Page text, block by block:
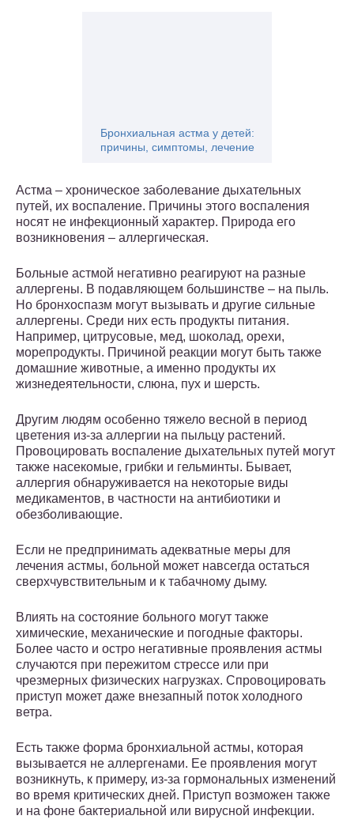
Бронхиальная астма у детей:
причины, симптомы, лечение
Астма – хроническое заболевание дыхательных
путей, их воспаление. Причины этого воспаления
носят не инфекционный характер. Природа его
возникновения – аллергическая.
Больные астмой негативно реагируют на разные
аллергены. В подавляющем большинстве – на пыль.
Но бронхоспазм могут вызывать и другие сильные
аллергены. Среди них есть продукты питания.
Например, цитрусовые, мед, шоколад, орехи,
морепродукты. Причиной реакции могут быть также
домашние животные, а именно продукты их
жизнедеятельности, слюна, пух и шерсть.
Другим людям особенно тяжело весной в период
цветения из-за аллергии на пыльцу растений.
Провоцировать воспаление дыхательных путей могут
также насекомые, грибки и гельминты. Бывает,
аллергия обнаруживается на некоторые виды
медикаментов, в частности на антибиотики и
обезболивающие.
Если не предпринимать адекватные меры для
лечения астмы, больной может навсегда остаться
сверхчувствительным и к табачному дыму.
Влиять на состояние больного могут также
химические, механические и погодные факторы.
Более часто и остро негативные проявления астмы
случаются при пережитом стрессе или при
чрезмерных физических нагрузках. Спровоцировать
приступ может даже внезапный поток холодного
ветра.
Есть также форма бронхиальной астмы, которая
вызывается не аллергенами. Ее проявления могут
возникнуть, к примеру, из-за гормональных изменений
во время критических дней. Приступ возможен также
и на фоне бактериальной или вирусной инфекции.